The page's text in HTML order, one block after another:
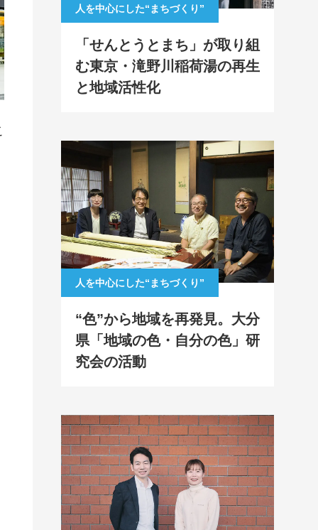
人を中心にした“まちづくり”
「せんとうとまち」が取り組
む東京・滝野川稲荷湯の再生
と地域活性化
人を中心にした“まちづくり”
“色”から地域を再発見。大分
県「地域の色・自分の色」研
究会の活動